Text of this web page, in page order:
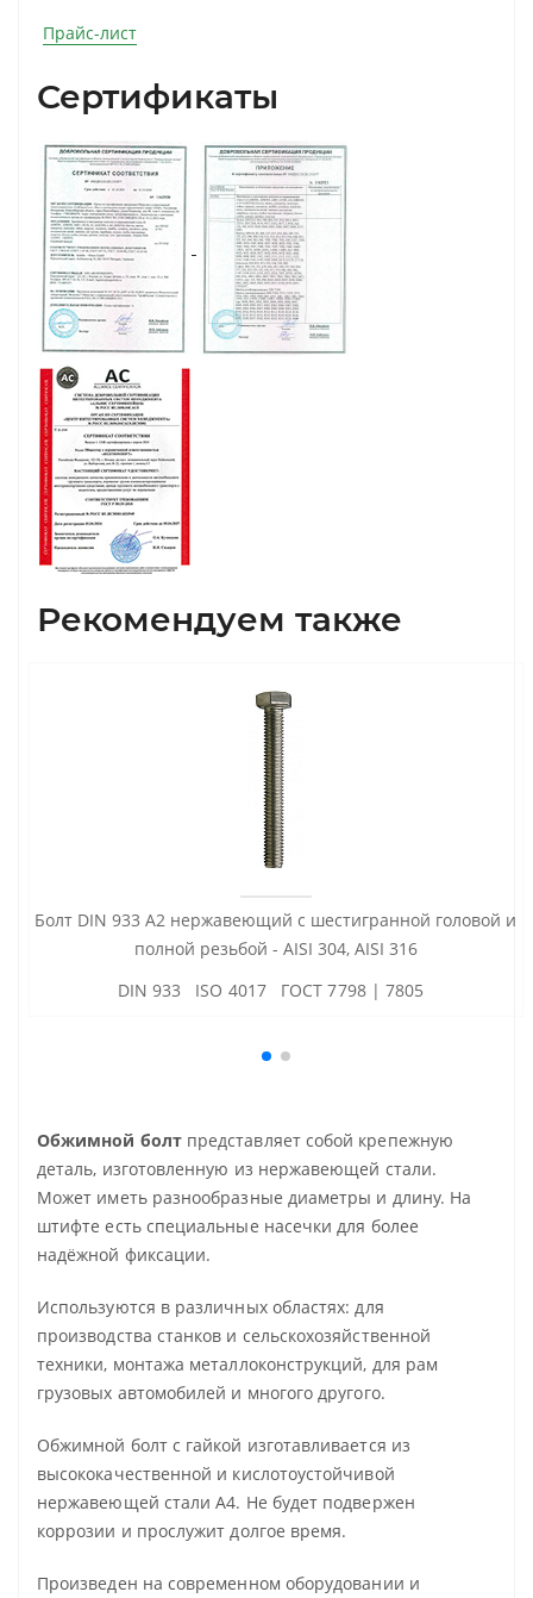
Прайс-лист
Сертификаты
Рекомендуем также
Болт DIN 933 А2 нержавеющий с шестигранной головой и
полной резьбой - AISI 304, AISI 316
DIN 933 ISO 4017 ГОСТ 7798 | 7805
Обжимной болтпредставляет собой крепежную
деталь, изготовленную из нержавеющей стали.
Может иметь разнообразные диаметры и длину. На
штифте есть специальные насечки для более
надёжной фиксации.
Используются в различных областях: для
производства станков и сельскохозяйственной
техники, монтажа металлоконструкций, для рам
грузовых автомобилей и многого другого.
Обжимной болт с гайкой изготавливается из
высококачественной и кислотоустойчивой
нержавеющей стали А4. Не будет подвержен
коррозии и прослужит долгое время.
Произведен на современном оборудовании и